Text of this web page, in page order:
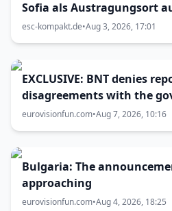
Sofia als Austragungsort
größer als gedacht
esc-kompakt.de•Aug 3, 2026, 17:01
EXCLUSIVE: BNT denies
disagreements with the
Eurovision 2027 host city
eurovisionfun.com•Aug 7, 2026, 10:16
Bulgaria: The
approaching
eurovisionfun.com•Aug 4, 2026, 18:25